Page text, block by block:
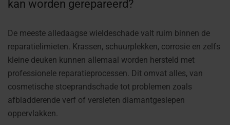
kan worden gerepareerd?
De meeste alledaagse wieldeschade valt ruim binnen de
reparatielimieten. Krassen, schuurplekken, corrosie en zelfs
kleine deuken kunnen allemaal worden hersteld met
professionele reparatieprocessen. Dit omvat alles, van
cosmetische stoeprandschade tot problemen zoals
afbladderende verf of versleten diamantgeslepen
oppervlakken.